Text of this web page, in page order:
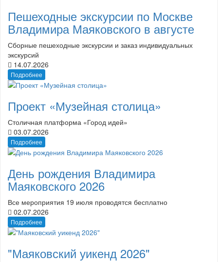
Пешеходные экскурсии по Москве
Владимира Маяковского в августе
Сборные пешеходные экскурсии и заказ индивидуальных
экскурсий
14.07.2026
Подробнее
Проект «Музейная столица»
Столичная платформа «Город идей»
03.07.2026
Подробнее
День рождения Владимира
Маяковского 2026
Все мероприятия 19 июля проводятся бесплатно
02.07.2026
Подробнее
"Маяковский уикенд 2026"